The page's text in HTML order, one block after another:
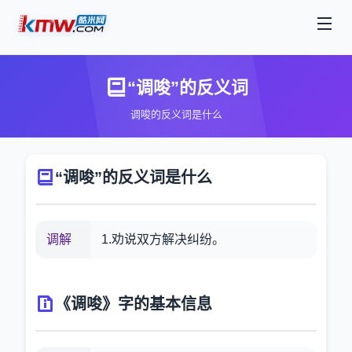
“调唆”的反义词
调唆的反义词是什么
“调唆”的反义词是什么
调解 1.劝说双方解决纠纷。
《调唆》字的基本信息